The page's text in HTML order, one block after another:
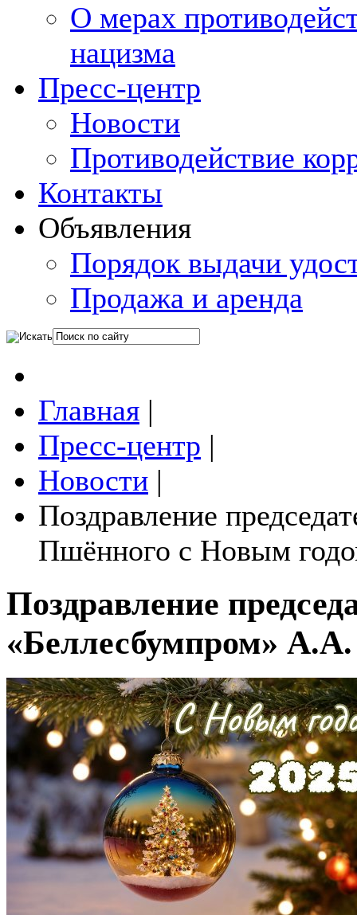
О мерах
нацизма
Пресс-центр
Новости
Противодействие
Контакты
Объявления
Порядок выдачи
Продажа и аренда
Главная |
Пресс-центр |
Новости |
Поздравление
Пшённого с Новым
Поздравление
«Беллесбумпром»